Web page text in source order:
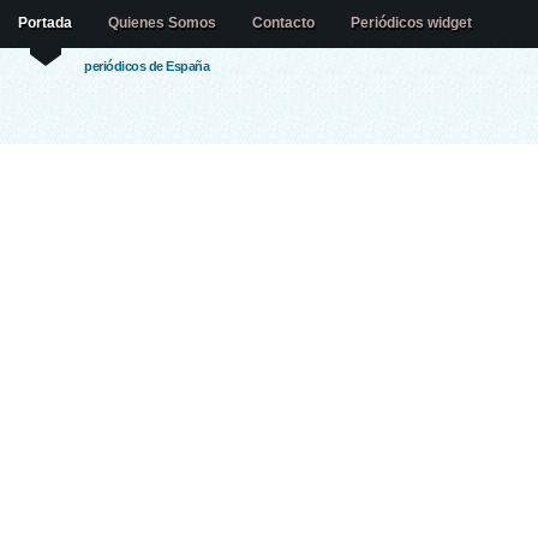
periódicos de España
Portada Quienes Somos Contacto Periódicos widget